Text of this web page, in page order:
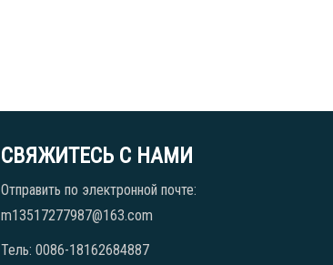
СВЯЖИТЕСЬ С НАМИ
Отправить по электронной почте:
m13517277987@163.com
Тель: 0086-18162684887